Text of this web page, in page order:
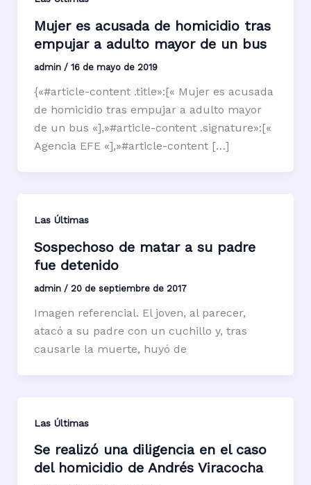
Mujer es acusada de homicidio tras
empujar a adulto mayor de un bus
admin / 16 de mayo de 2019
{«#article-content .title»:[« Mujer es acusada
de homicidio tras empujar a adulto mayor
de un bus «],»#article-content .signature»:[«
Agencia EFE «],»#article-content […]
Las Últimas
Sospechoso de matar a su padre
fue detenido
admin / 20 de septiembre de 2017
Imagen referencial. El joven, al parecer,
atacó a su padre con un cuchillo y, tras
causarle la muerte, huyó de
Las Últimas
Se realizó una diligencia en el caso
del homicidio de Andrés Viracocha